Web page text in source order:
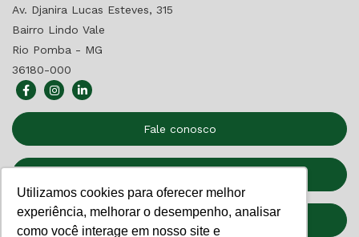
Utilizamos cookies para oferecer melhor
experiência, melhorar o desempenho, analisar
como você interage em nosso site e
Av. Djanira Lucas Esteves, 315
Bairro Lindo Vale
Rio Pomba - MG
36180-000
Fale conosco
Relatório de Transparência